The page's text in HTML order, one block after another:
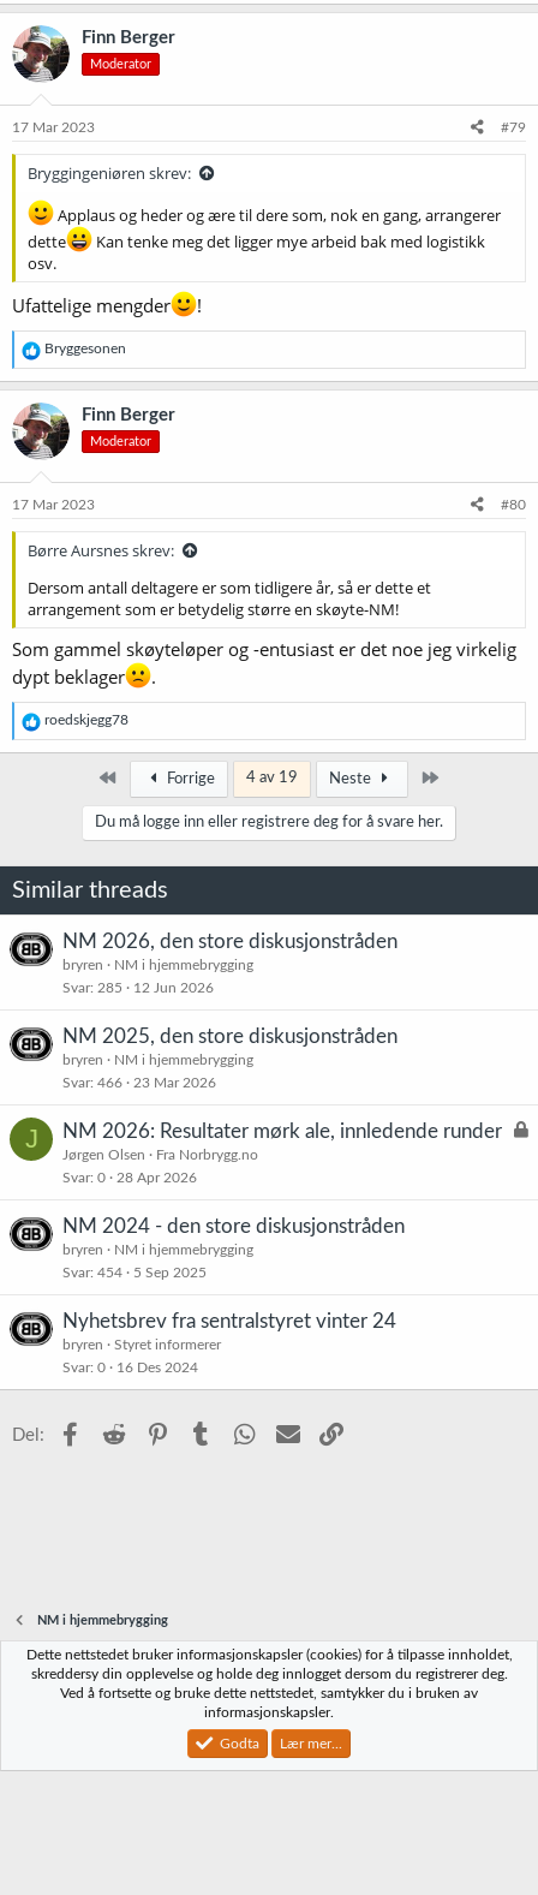
a
s
j
n
e
Finn Berger
Moderator
17 Mar 2023 #79
Bryggingeniøren skrev:
Applaus og heder og ære til dere som, nok en gang, arrangerer
dette
Kan tenke meg det ligger mye arbeid bak med logistikk
osv.
Ufattelige mengder !
R
e
a
k
s
j
o
e
Bryggesonen
Finn Berger
Moderator
17 Mar 2023 #80
Børre Aursnes skrev:
Dersom antall deltagere er som tidligere år, så er dette et
arrangement som er betydelig større en skøyte-NM!
Som gammel skøyteløper og -entusiast er det noe jeg virkelig
dypt beklager
.
R
e
a
r
roedskjegg78
Først Forrige 4 av 19 Neste
Du må logge inn eller registrere deg for å svare her.
Similar threads
NM 2026, den store diskusjonstråden
bryren
NM i hjemmebrygging
Svar 285 12 Jun 2026
NM 2025, den store diskusjonstråden
bryren
NM i hjemmebrygging
Svar 466 23 Mar 2026
J
L
NM 2026: Resultater mørk ale, innledende runder
Jørgen Olsen
Fra Norbrygg.no
Svar 0 28 Apr 2026
NM 2024 - den store diskusjonstråden
bryren
NM i hjemmebrygging
Svar 454 5 Sep 2025
Nyhetsbrev fra sentralstyret vinter 24
bryren
Styret informerer
Svar 0 16 Des 2024
Del: Facebook
Reddit PinterestTumblr WhatsApp
E-post
NM i hjemmebrygging
Norbrygg-default
Vilkår og regler Personvernregler
Community platform by XenForo® © 2010-2023 XenForo Ltd.
Dette nettstedet bruker informasjonskapsler (cookies) for å tilpasse innholdet,
skreddersy din opplevelse og holde deg innlogget dersom du registrerer deg.
Ved å fortsette og bruke dette nettstedet, samtykker du i bruken av
informasjonskapsler.
Godta Lær mer...